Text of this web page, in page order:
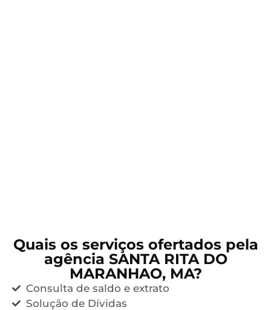
Quais os serviços ofertados pela
agência SANTA RITA DO
MARANHAO, MA?
Consulta de saldo e extrato
Solução de Dívidas